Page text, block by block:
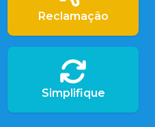
Reclamação
Simplifique